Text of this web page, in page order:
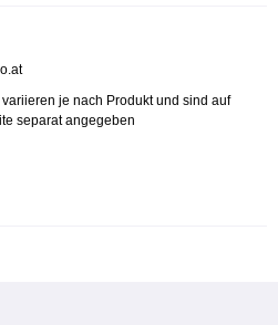
je nach Produkt und sind auf
separat angegeben